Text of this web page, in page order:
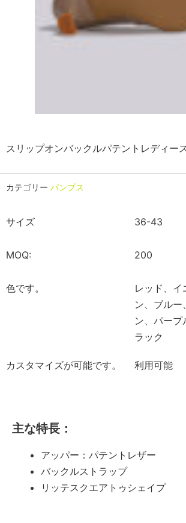
スリップオンバックルパテントレディー
カテゴリー パンプス
サイズ 36-43
MOQ: 200
色です。
レッド、イ
ン、ブルー
ン、パー
ラック
カスタマイズが可能です。 利用可能
主な特長：
アッパー：パテントレザー
バックルストラップ
リッテスクエアトゥシェイプ